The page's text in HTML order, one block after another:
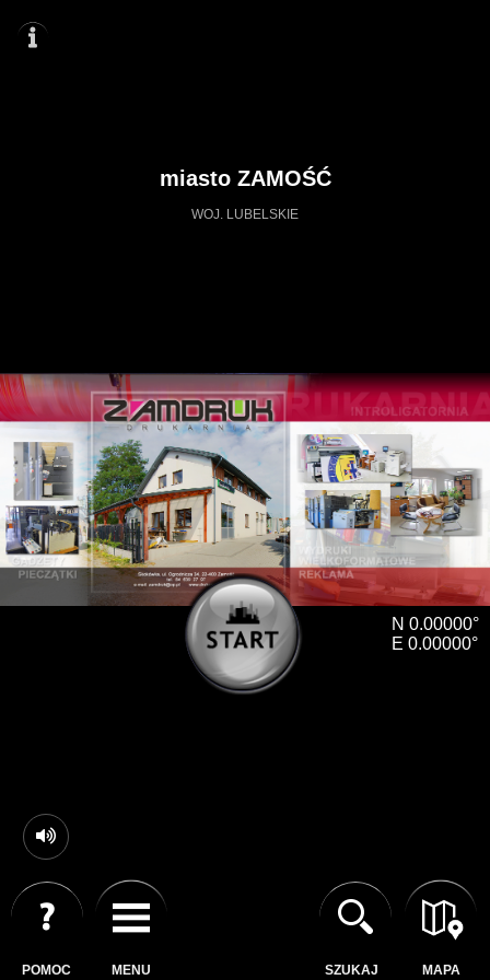
Mapa serwisu
N 0.00000°
E 0.00000°
miasto ZAMOŚĆ
WOJ. LUBELSKIE
MENU MAPA
POMOC SZUKAJ